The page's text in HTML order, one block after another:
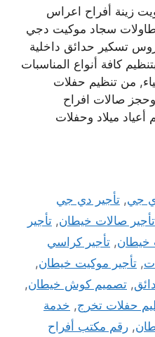
زينة أفراح اعراس
سجاد موكيت دجي
تسكير حدائق داخلية
كافة أنواع المناسبات
من تنظيم حفلات
صالات افراح
ميلاد وحفلات
جي,تأجير دي جي
تأجير صالات خيطان, تأجير
خيطان, تأجير كراسي
, تأجير موكيت خيطان,
, تصميم كوش خيطان,
حفلات تخرج, خدمة
, رقم مكتب أفراح